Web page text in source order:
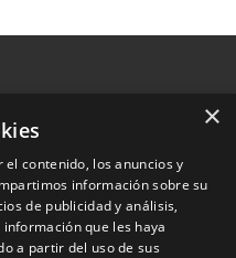
×
contenido, los anuncios y
información sobre su
de publicidad y análisis,
que les haya
a partir del uso de sus